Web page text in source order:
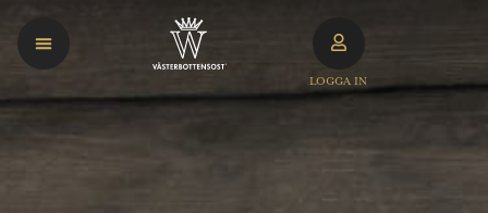
LOGGA IN